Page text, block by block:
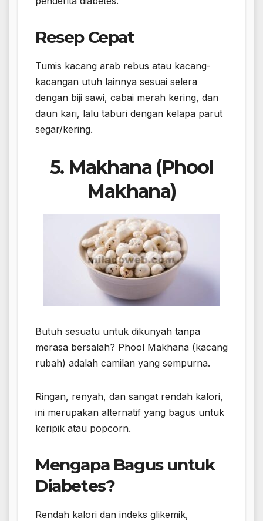
Resep Cepat
Tumis kacang arab rebus atau kacang-
kacangan utuh lainnya sesuai selera
dengan biji sawi, cabai merah kering, dan
daun kari, lalu taburi dengan kelapa parut
segar/kering.
5. Makhana (Phool
Makhana)
Butuh sesuatu untuk dikunyah tanpa
merasa bersalah? Phool Makhana (kacang
rubah) adalah camilan yang sempurna.
Ringan, renyah, dan sangat rendah kalori,
ini merupakan alternatif yang bagus untuk
keripik atau popcorn.
Mengapa Bagus untuk
Diabetes?
Rendah kalori dan indeks glikemik,